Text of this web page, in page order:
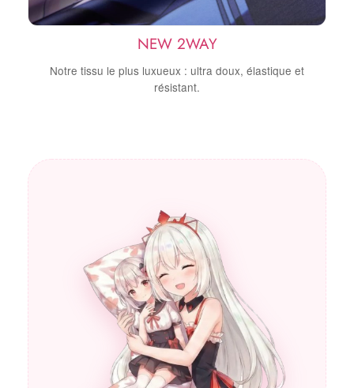
NEW 2WAY
Notre tissu le plus luxueux : ultra doux, élastique et
résistant.